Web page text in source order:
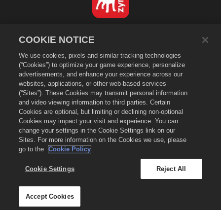
プライバシーポリシー
利用規約
個人情報の販売や頒布を禁止する
Cookieポリシー
返金ポリシー
ストアサポート
ゲームサポート
Cookie設定
2026 Zynga, Inc. Merge Dragons!（マージドラゴン）およびMerge Dragons!
のロゴはZynga, Inc.の登録商標です。無断複写、複製および転載を禁じます。
Merge Dragons! Store（マージドラゴン ストア）はZynga, Inc.が運営していま
す。提供しているアイテム類はゲーム「マージドラゴン」専用となります。提供内容
や価格は国/地域により異なりますのでご注意ください。
COOKIE NOTICE
We use cookies, pixels and similar tracking technologies
(“Cookies”) to optimize your game experience, personalize
advertisements, and enhance your experience across our
websites, applications, or other web-based services
(“Sites”). These Cookies may transmit personal information
and video viewing information to third parties. Certain
Cookies are optional, but limiting or declining non-optional
Cookies may impact your visit and experience. You can
change your settings in the Cookie Settings link on our
Sites. For more information on the Cookies we use, please
go to the
Cookie Policy
Cookie Settings Reject All
Accept Cookies